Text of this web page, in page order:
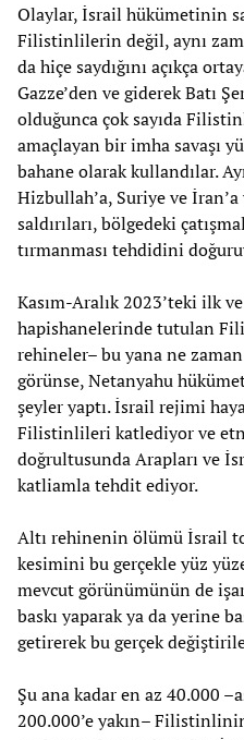
Olaylar, İsrail hükümetinin
Filistinlilerin değil, aynı
da hiçe saydığını açıkça
Gazze’den ve giderek Batı
olduğunca çok sayıda
amaçlayan bir imha savaşı
bahane olarak kullandılar.
Hizbullah’a, Suriye ve
saldırıları, bölgedeki
tırmanması tehdidini
Kasım-Aralık 2023’teki ilk
hapishanelerinde tutulan
rehineler– bu yana ne
görünse, Netanyahu
şeyler yaptı. İsrail rejimi
Filistinlileri katlediyor ve
doğrultusunda Arapları ve
katliamla tehdit ediyor.
Altı rehinenin ölümü İsrail
kesimini bu gerçekle yüz
mevcut görünümünün de
baskı yaparak ya da yerine
getirerek bu gerçek
Şu ana kadar en az 40.000
200.000’e yakın–